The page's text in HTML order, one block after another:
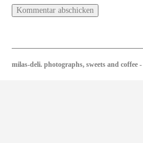
milas-deli. photographs, sweets and coffee -